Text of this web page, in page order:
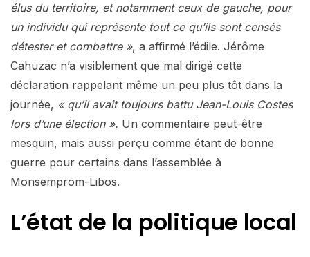
élus du territoire, et notamment ceux de gauche, pour
un individu qui représente tout ce qu’ils sont censés
détester et combattre », a affirmé l’édile. Jérôme
Cahuzac n’a visiblement que mal dirigé cette
déclaration rappelant même un peu plus tôt dans la
journée, « qu’il avait toujours battu Jean-Louis Costes
lors d’une élection ». Un commentaire peut-être
mesquin, mais aussi perçu comme étant de bonne
guerre pour certains dans l’assemblée à
Monsemprom-Libos.
L’état de la politique local